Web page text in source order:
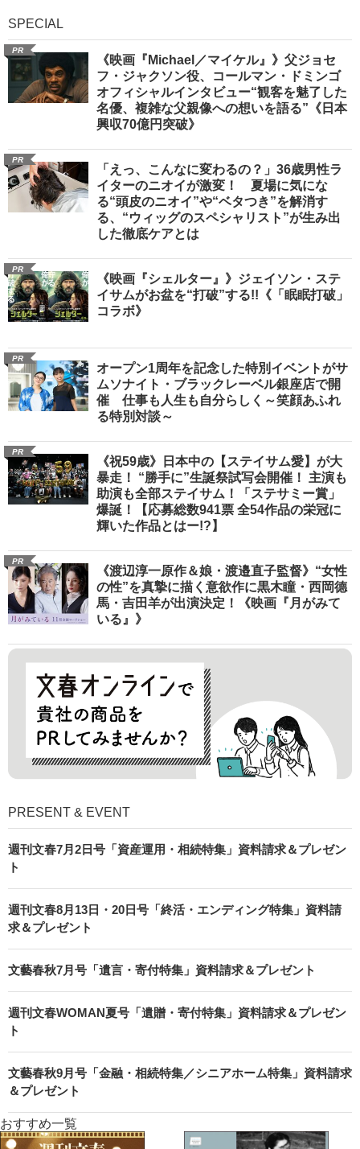
SPECIAL
PR
《映画『Michael／マイケル』》父ジョセ
フ・ジャクソン役、コールマン・ドミンゴ
オフィシャルインタビュー“観客を魅了した
名優、複雑な父親像への想いを語る”《日本
興収70億円突破》
PR
「えっ、こんなに変わるの？」36歳男性ラ
イターのニオイが激変！ 夏場に気にな
る“頭皮のニオイ”や“ベタつき”を解消す
る、“ウィッグのスペシャリスト”が生み出
した徹底ケアとは
PR
《映画『シェルター』》ジェイソン・ステ
イサムがお盆を“打破”する!!《「眠眠打破」
コラボ》
PR
オープン1周年を記念した特別イベントがサ
ムソナイト・ブラックレーベル銀座店で開
催 仕事も人生も自分らしく～笑顔あふれ
る特別対談～
PR
《祝59歳》日本中の【ステイサム愛】が大
暴走！ “勝手に”生誕祭試写会開催！ 主演も
助演も全部ステイサム！「ステサミー賞」
爆誕！【応募総数941票 全54作品の栄冠に
輝いた作品とはー!?】
PR
《渡辺淳一原作＆娘・渡邉直子監督》“女性
の性”を真摯に描く意欲作に黒木瞳・西岡德
馬・吉田羊が出演決定！《映画『月がみて
いる』》
PRESENT & EVENT
週刊文春7月2日号「資産運用・相続特集」資料請求＆プレゼン
ト
週刊文春8月13日・20日号「終活・エンディング特集」資料請
求＆プレゼント
文藝春秋7月号「遺言・寄付特集」資料請求＆プレゼント
週刊文春WOMAN夏号「遺贈・寄付特集」資料請求＆プレゼン
ト
文藝春秋9月号「金融・相続特集／シニアホーム特集」資料請求
＆プレゼント
おすすめ一覧